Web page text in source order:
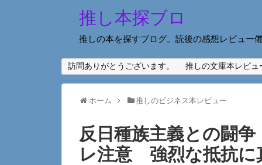
推し本探ブロ
推しの本を探すブログ。読後の感想レビュー
訪問ありがとうございます。 推しの文庫本レビュ
ホーム 推しのビジネス本レビュー
反日種族主義との闘
レ注意 強烈な抵抗に